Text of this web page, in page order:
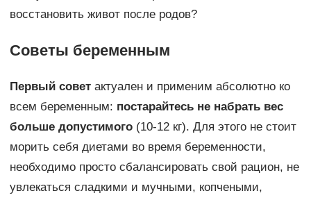
восстановить живот после родов?
Советы беременным
Первый советактуален и применим абсолютно ко
всем беременным: постарайтесь не набрать вес
больше допустимого(10-12 кг). Для этого не стоит
морить себя диетами во время беременности,
необходимо просто сбалансировать свой рацион, не
увлекаться сладкими и мучными, копчеными,